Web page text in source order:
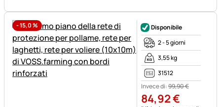
-15,0%
Disponibile
2 - 5 giorni
3,55 kg
31512
Invece di:99,90€
84,92€